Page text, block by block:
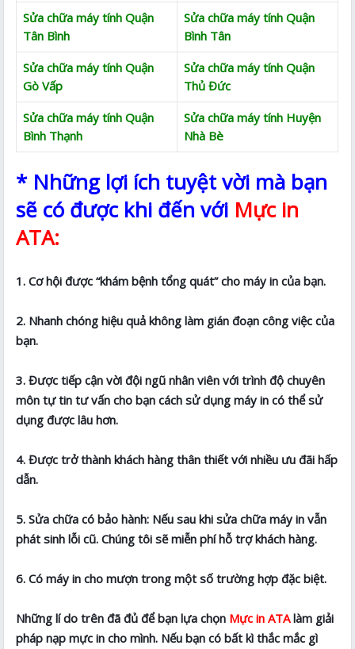
Sửa chữa máy tính Quận
Tân Bình
Sửa chữa máy tính Quận
Bình Tân
Sửa chữa máy tính Quận
Gò Vấp
Sửa chữa máy tính Quận
Thủ Đức
Sửa chữa máy tính Quận
Bình Thạnh
Sửa chữa máy tính Huyện
Nhà Bè
* Những lợi ích tuyệt vời mà bạn
sẽ có được khi đến với Mực in
ATA:
1. Cơ hội được “khám bệnh tổng quát” cho máy in của bạn.
2. Nhanh chóng hiệu quả không làm gián đoạn công việc của
bạn.
3. Được tiếp cận vời đội ngũ nhân viên với trình độ chuyên
môn tự tin tư vấn cho bạn cách sử dụng máy in có thể sử
dụng được lâu hơn.
4. Được trở thành khách hàng thân thiết với nhiều ưu đãi hấp
dẫn.
5. Sửa chữa có bảo hành: Nếu sau khi sửa chữa máy in vẫn
phát sinh lỗi cũ. Chúng tôi sẽ miễn phí hỗ trợ khách hàng.
6. Có máy in cho mượn trong một số trường hợp đặc biệt.
Những lí do trên đã đủ để bạn lựa chọn Mực in ATAlàm giải
pháp nạp mực in cho mình. Nếu bạn có bất kì thắc mắc gì